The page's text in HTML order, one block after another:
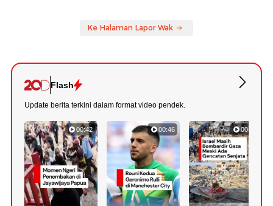
Ke Halaman Lapor Wak
Flash
Update berita terkini dalam format video pendek.
00:42 00:46 00:56